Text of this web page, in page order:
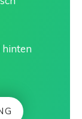
hinten